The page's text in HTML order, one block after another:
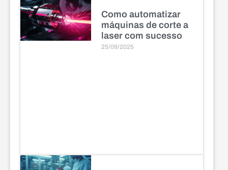
Como automatizar
máquinas de corte a
laser com sucesso
25/09/2025